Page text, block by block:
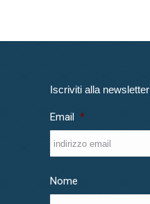
Iscriviti alla newsletter
Email *
Nome